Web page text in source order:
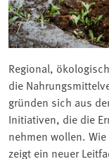
Regional,
die
gründen sich aus
Initiativen, die die
nehmen wollen.
zeigt ein neuer